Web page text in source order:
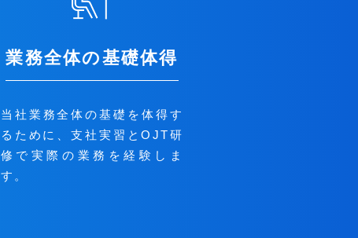
業務全体の基礎体得
当社業務全体の基礎を体得す
るために、支社実習とOJT研
修で実際の業務を経験しま
す。